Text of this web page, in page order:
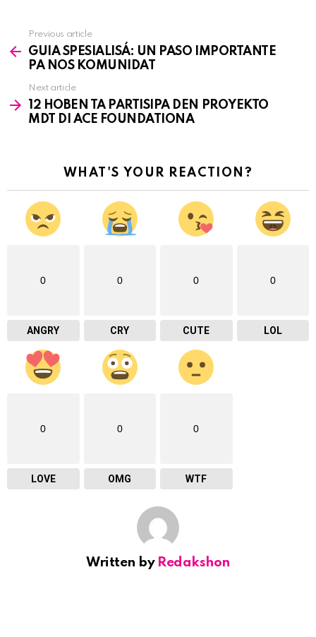
more
Previous article
GUIA SPESIALISÁ: UN PASO IMPORTANTE
PA NOS KOMUNIDAT
Next article
12 HOBEN TA PARTISIPA DEN PROYEKTO
MDT DI ACE FOUNDATIONA
WHAT'S YOUR REACTION?
0
ANGRY
0
CRY
0
CUTE
0
LOL
0
LOVE
0
OMG
0
WTF
Written by Redakshon